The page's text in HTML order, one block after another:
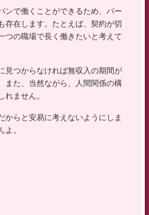
ンで働くことができるため、パー
存在します。たとえば、契約が切
つの職場で長く働きたいと考えて
見つからなければ無収入の期間が
また、当然ながら、人間関係の構
ません。
からと安易に考えないようにしま
。